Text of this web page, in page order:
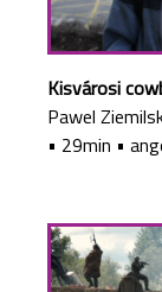
Kisvárosi
Pawel
• 29min •